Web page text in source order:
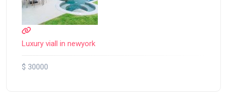
Luxury viall in newyork
$ 30000